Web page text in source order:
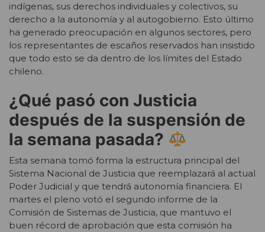
indígenas, sus derechos individuales y colectivos, su
derecho a la autonomía y al autogobierno. Esto último
ha generado preocupación en algunos sectores, pero
los representantes de escaños reservados han insistido
que todo esto se da dentro de los límites del Estado
chileno.
¿Qué pasó con Justicia
después de la suspensión de
la semana pasada?
Esta semana tomó forma la estructura principal del
Sistema Nacional de Justicia que reemplazará al actual
Poder Judicial y que tendrá autonomía financiera. El
martes el pleno votó el segundo informe de la
Comisión de Sistemas de Justicia, que mantuvo el
buen récord de aprobación que esta comisión ha